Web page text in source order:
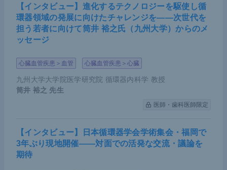
【インタビュー】進化するテクノロジーを駆使し循
環器領域の発展に向けたチャレンジを――次世代を
担う若者に向けて筒井 裕之氏（九州大学）からのメ
ッセージ
心臓血管疾患＞血管 心臓血管疾患＞心臓
九州大学大学院医学研究院 循環器内科学 教授
筒井 裕之 先生
医師・歯科医師限定
【インタビュー】日本循環器学会学術集会・福岡で
3年ぶり現地開催――対面での活発な交流・議論を
期待